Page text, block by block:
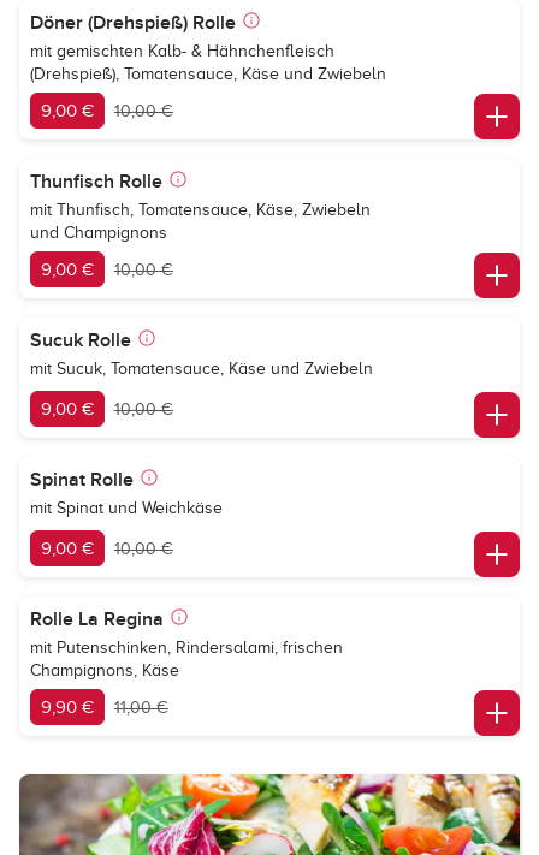
Döner (Drehspieß) Rolle
mit gemischten Kalb- & Hähnchenfleisch
(Drehspieß), Tomatensauce, Käse und Zwiebeln
9,00 € 10,00 €
Thunfisch Rolle
mit Thunfisch, Tomatensauce, Käse, Zwiebeln
und Champignons
9,00 € 10,00 €
Sucuk Rolle
mit Sucuk, Tomatensauce, Käse und Zwiebeln
9,00 € 10,00 €
Spinat Rolle
mit Spinat und Weichkäse
9,00 € 10,00 €
Rolle La Regina
mit Putenschinken, Rindersalami, frischen
Champignons, Käse
9,90 € 11,00 €